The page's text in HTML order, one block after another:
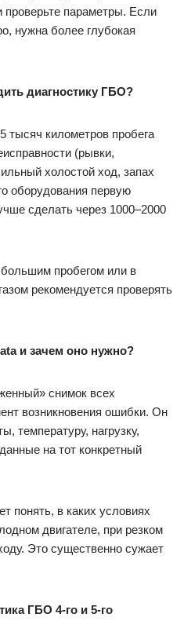
параметры. Если
нужна более глубокая
диагностику ГБО?
километров пробега
(рывки,
холостой ход, запах
оборудования первую
сделать через 1000–2000
пробегом или в
рекомендуется проверять
и зачем оно нужно?
снимок всех
возникновения ошибки. Он
температуру, нагрузку,
на тот конкретный
понять, в каких условиях
двигателе, при резком
Это существенно сужает
ГБО 4-го и 5-го